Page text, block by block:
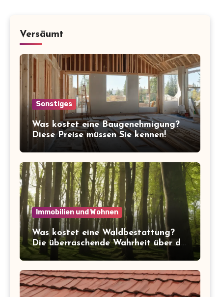
Versäumt
Sonstiges
Was kostet eine Baugenehmigung?
Diese Preise müssen Sie kennen!
Immobilien und Wohnen
Was kostet eine Waldbestattung?
Die überraschende Wahrheit über die
Kosten der letzten Ruhe